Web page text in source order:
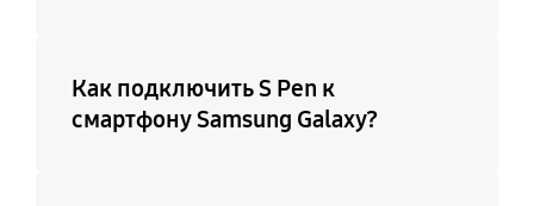
Как подключить S Pen к
смартфону Samsung Galaxy?